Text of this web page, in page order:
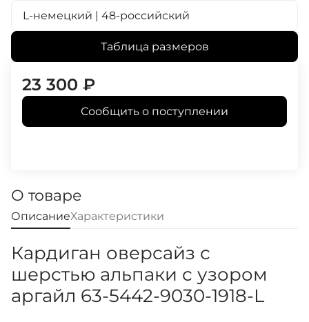
L-немецкий | 48-российский
Таблица размеров
23 300 ₽
Сообщить о поступлении
О товаре
ОписаниеХарактеристики
Кардиган оверсайз с
шерстью альпаки с узором
аргайл 63-5442-9030-1918-L